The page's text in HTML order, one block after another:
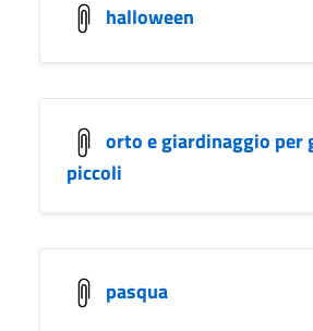
halloween
orto e giardinaggio per
piccoli
pasqua